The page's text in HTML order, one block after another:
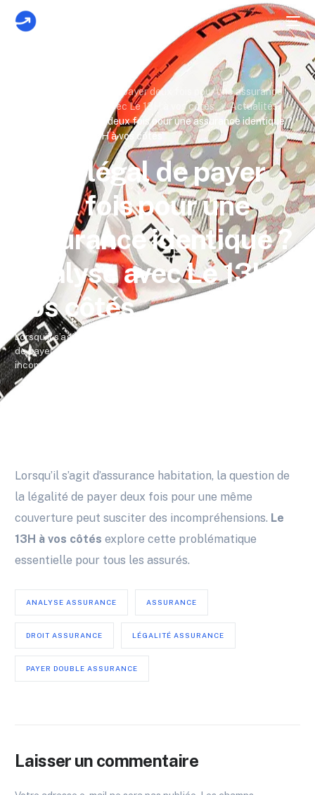
Est-il légal de payer deux fois pour une assurance
identique ? Analyse avec Le 13H à vos côtés
Actualités
Est-il légal de payer deux fois pour une assurance identique ?
Analyse avec Le 13H à vos côtés
Est-il légal de payer
deux fois pour une
assurance identique ?
Analyse avec Le 13H à
vos côtés
Lorsqu’il s’agit d’assurance habitation, la question de la légalité
de payer deux fois pour une même couverture peut susciter des
incompréhensions. Le […]
Mathilde Morin
Lorsqu’il s’agit d’assurance habitation, la question de
la légalité de payer deux fois pour une même
couverture peut susciter des incompréhensions. Le
13H à vos côtés explore cette problématique
essentielle pour tous les assurés.
ANALYSE ASSURANCE ASSURANCE
DROIT ASSURANCE LÉGALITÉ ASSURANCE
PAYER DOUBLE ASSURANCE
Laisser un commentaire